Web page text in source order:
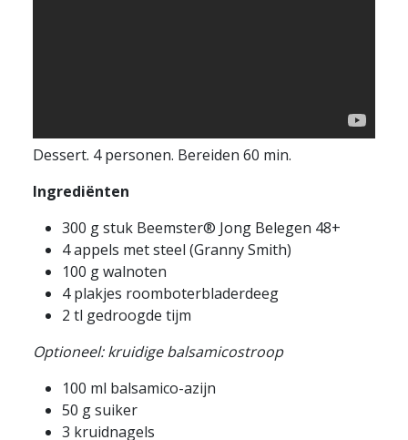
Dessert. 4 personen. Bereiden 60 min.
Ingrediënten
300 g stuk Beemster® Jong Belegen 48+
4 appels met steel (Granny Smith)
100 g walnoten
4 plakjes roomboterbladerdeeg
2 tl gedroogde tijm
Optioneel: kruidige balsamicostroop
100 ml balsamico-azijn
50 g suiker
3 kruidnagels